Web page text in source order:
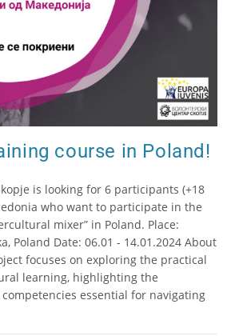
course in Poland!
is looking for 6 participants (+18
who want to participate in the
mixer” in Poland. Place:
Poland Date: 06.01 - 14.01.2024 About
focuses on exploring the practical
learning, highlighting the
essential for navigating